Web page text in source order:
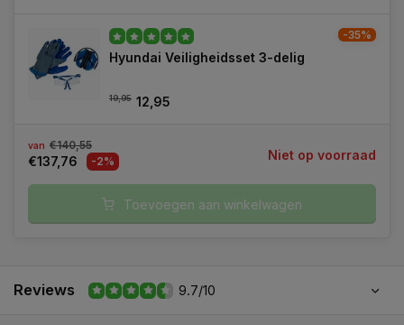
Hyundai Veiligheidsset 3-delig
19,95 12,95
-35%
van €140,55
€137,76 -2% Niet op voorraad
Toevoegen aan winkelwagen
Reviews 9.7/10